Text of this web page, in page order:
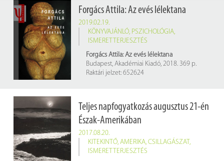
Forgács Attila: Az evés lélektana
2019.02.19.
KÖNYVAJÁNLÓ, PSZICHOLÓGIA,
ISMERETTERJESZTÉS
Forgács Attila: Az evés lélektana
Budapest, Akadémiai Kiadó, 2018. 369 p.
Raktári jelzet: 652624
Teljes napfogyatkozás augusztus 21-én
Észak-Amerikában
2017.08.20.
KITEKINTŐ, AMERIKA, CSILLAGÁSZAT,
ISMERETTERJESZTÉS